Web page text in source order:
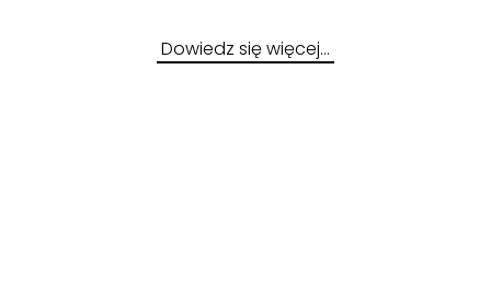
Dowiedz się więcej…